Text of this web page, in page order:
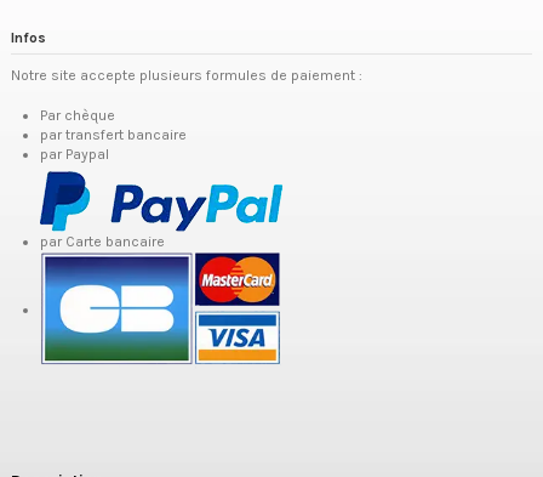
Infos
Notre site accepte plusieurs formules de paiement :
Par chèque
par transfert bancaire
par Paypal
par Carte bancaire